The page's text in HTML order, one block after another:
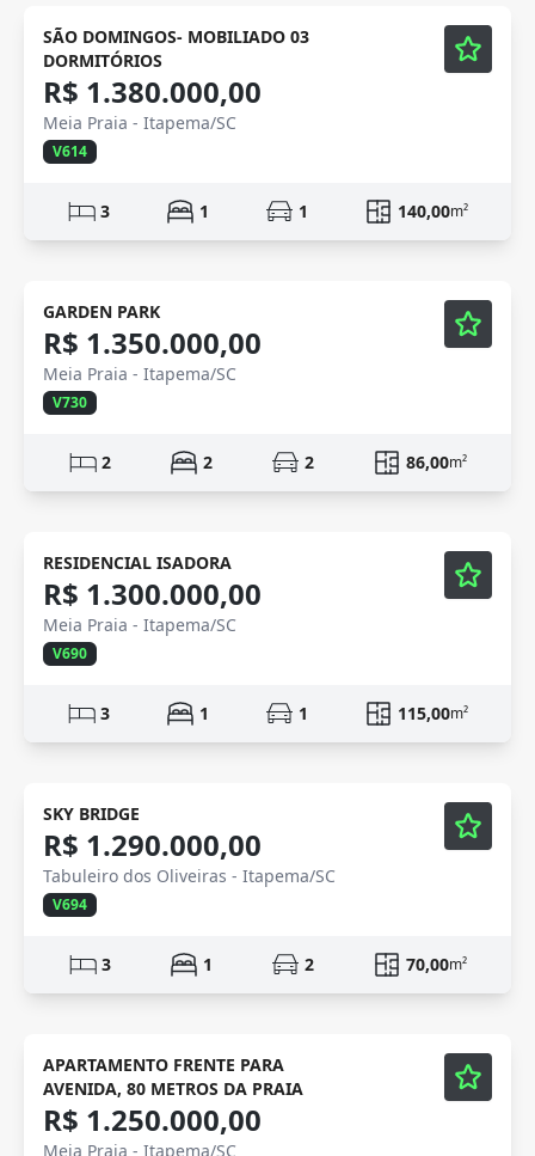
Vídeo Mobiliado
SÃO DOMINGOS- MOBILIADO 03
DORMITÓRIOS
R$ 1.380.000,00
Meia Praia - Itapema/SC
V614
3 1 1 140,00m²
Vídeo Mobiliado
GARDEN PARK
R$ 1.350.000,00
Meia Praia - Itapema/SC
V730
2 2 2 86,00m²
Vídeo Mobiliado
RESIDENCIAL ISADORA
R$ 1.300.000,00
Meia Praia - Itapema/SC
V690
3 1 1 115,00m²
Vídeo Semi-Novo
SKY BRIDGE
R$ 1.290.000,00
Tabuleiro dos Oliveiras - Itapema/SC
V694
3 1 2 70,00m²
Vídeo Mobiliado
APARTAMENTO FRENTE PARA
AVENIDA, 80 METROS DA PRAIA
R$ 1.250.000,00
Meia Praia - Itapema/SC